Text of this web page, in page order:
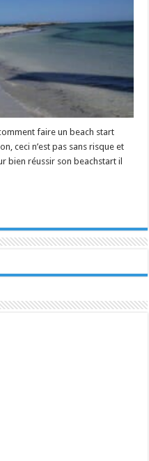
faire un beach start
ceci n’est pas sans risque et
bien réussir son beachstart il